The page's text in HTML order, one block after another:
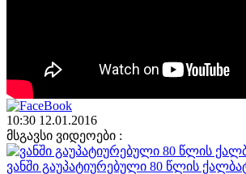
10:30 12.01.2016
მსგავსი ვიდეოები :
ვანში გაუპატიურებული 80 წლის